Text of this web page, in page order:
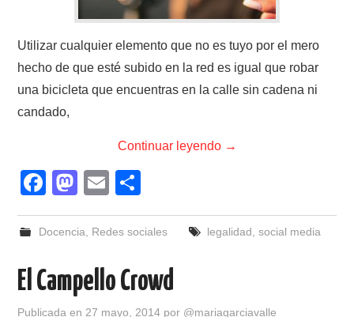
Utilizar cualquier elemento que no es tuyo por el mero
hecho de que esté subido en la red es igual que robar
una bicicleta que encuentras en la calle sin cadena ni
candado,
Continuar leyendo →
F
a
c
b
o
M
a
st
d
o
E
m
ail
o
m
ar
tir
Docencia Redes sociales legalidad social media
El Campello Crowd
Publicada en 27 mayo, 2014 por @mariagarciavalle